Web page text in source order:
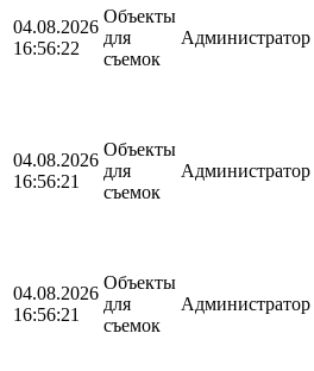
04.08.2026
16:56:22
Объекты
для
съемок
Администратор
04.08.2026
16:56:21
Объекты
для
съемок
Администратор
04.08.2026
16:56:21
Объекты
для
съемок
Администратор